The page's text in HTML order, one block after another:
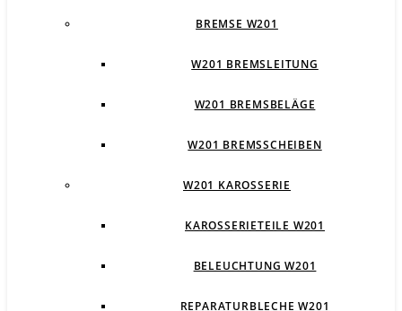
BREMSE W201
W201 BREMSLEITUNG
W201 BREMSBELÄGE
W201 BREMSSCHEIBEN
W201 KAROSSERIE
KAROSSERIETEILE W201
BELEUCHTUNG W201
REPARATURBLECHE W201